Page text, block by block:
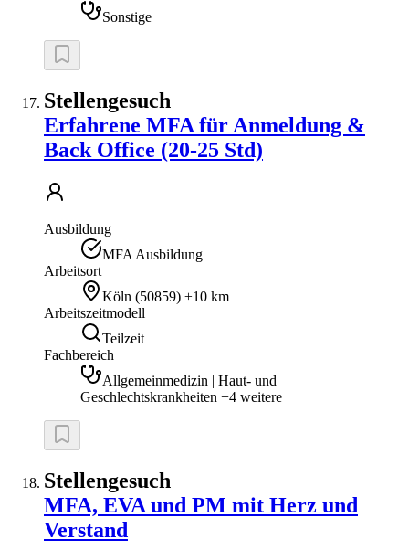
Sonstige
Stellengesuch
Erfahrene MFA für Anmeldung &
Back Office (20-25 Std)
Ausbildung
MFA Ausbildung
Arbeitsort
Köln (50859) ±10 km
Arbeitszeitmodell
Teilzeit
Fachbereich
Allgemeinmedizin | Haut- und
Geschlechtskrankheiten +4 weitere
Stellengesuch
MFA, EVA und PM mit Herz und
Verstand